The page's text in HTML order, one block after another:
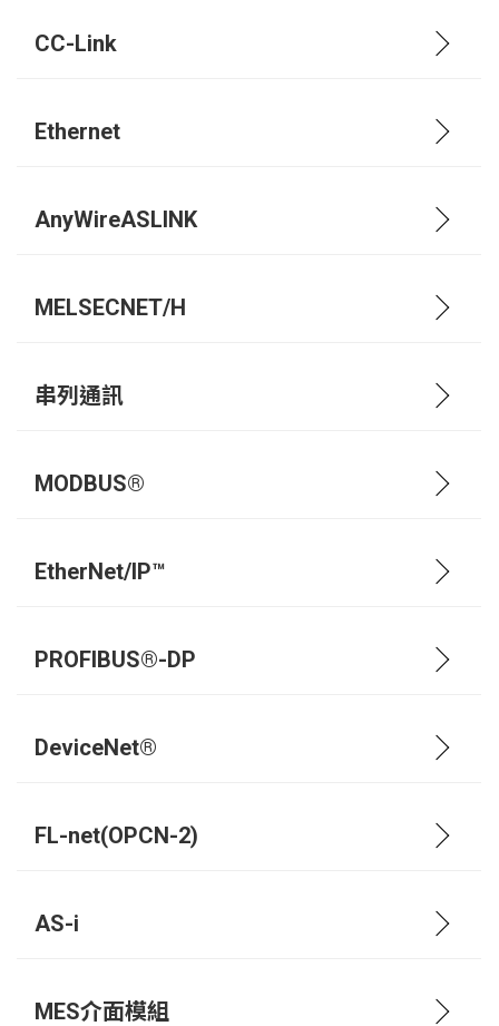
CC-Link
Ethernet
AnyWireASLINK
MELSECNET/H
串列通訊
MODBUS®
EtherNet/IP™
PROFIBUS®-DP
DeviceNet®
FL-net(OPCN-2)
AS-i
MES介面模組